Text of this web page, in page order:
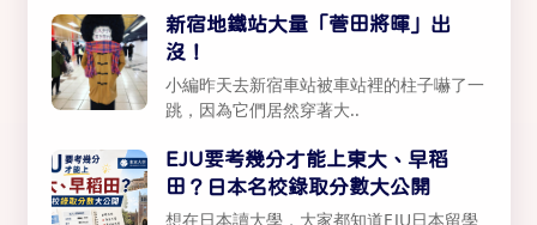
新宿地鐵站大量「菅田將暉」出
沒！
小編昨天去新宿車站被車站裡的柱子嚇了一
跳，因為它們居然穿著大..
EJU要考幾分才能上東大、早稻
田？日本名校錄取分數大公開
想在日本讀大學，大家都知道EJU日本留學